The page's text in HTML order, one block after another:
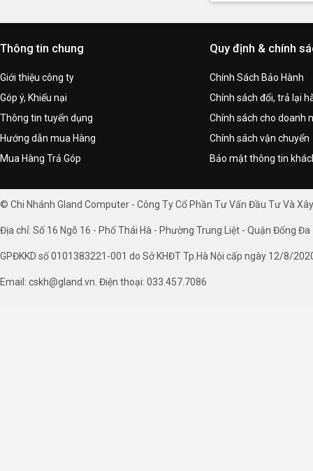
Thông tin chung
Giới thiệu công ty
Góp ý, Khiếu nại
Thông tin tuyển dụng
Hướng dẫn mua Hàng
Mua Hàng Trả Góp
Quy định & chính
Chính Sách Bảo Hành
Chính sách đổi, trả lại
Chính sách cho doanh
Chính sách vận chuyển
Bảo mật thông tin
© Chi Nhánh Gland Computer - Công Ty Cổ Phần Tư Vấn Đầu Tư Và
Địa chỉ: Số 16 Ngõ 16 - Phố Thái Hà - Phường Trung Liệt - Quận Đống Đa
GPĐKKD số 0101383221-001 do Sở KHĐT Tp.Hà Nội cấp ngày 12/8/
Email: cskh@gland.vn. Điện thoại: 033.457.7086